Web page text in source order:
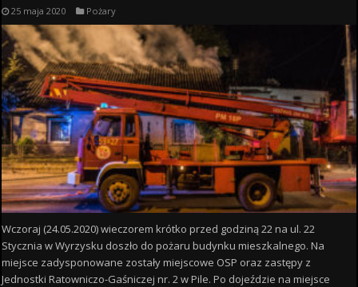
25 maja 2020 Pożary
Wczoraj (24.05.2020) wieczorem krótko przed godziną 22 na ul. 22
Stycznia w Wyrzysku doszło do pożaru budynku mieszkalnego. Na
miejsce zadysponowane zostały miejscowe OSP oraz zastępy z
Jednostki Ratowniczo-Gaśniczej nr. 2 w Pile. Po dojeździe na miejsce